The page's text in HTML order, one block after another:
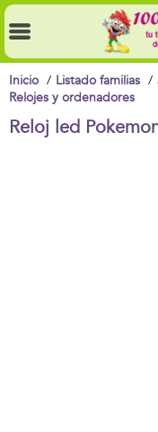
Inicio Listado familias
Relojes y ordenadores
Reloj led